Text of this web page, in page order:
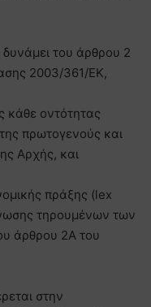
δυνάμει του άρθρου 2
2003/361/ΕΚ,
κάθε οντότητας
πρωτογενούς και
Αρχής, και
πράξης (lex
τηρουμένων των
άρθρου 2Α του
στην